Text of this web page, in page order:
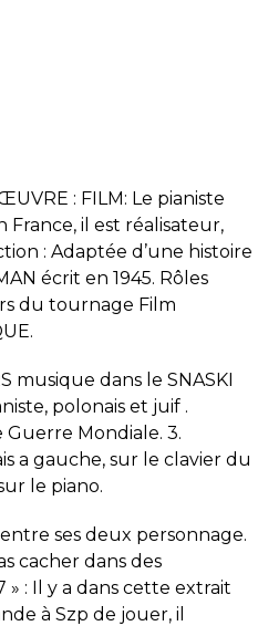
: FILM: Le pianiste
France, il est réalisateur,
: Adaptée d’une histoire
écrit en 1945. Rôles
du tournage Film
musique dans le SNASKI
polonais et juif .
Guerre Mondiale. 3.
a gauche, sur le clavier du
le piano.
ses deux personnage.
cacher dans des
: Il y a dans cette extrait
à Szp de jouer, il